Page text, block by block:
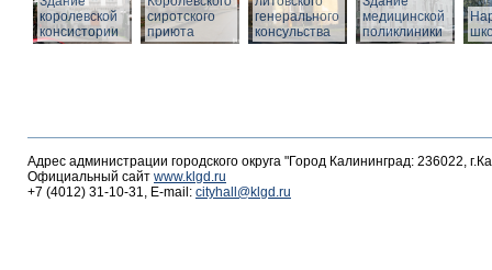
королевской
консистории
сиротского
приюта
генерального
консульства
медицинской
поликлиники
Адрес администрации городского округа "Город Калининград: 236022,
Официальный сайт www.klgd.ru
+7 (4012) 31-10-31, E-mail: cityhall@klgd.ru